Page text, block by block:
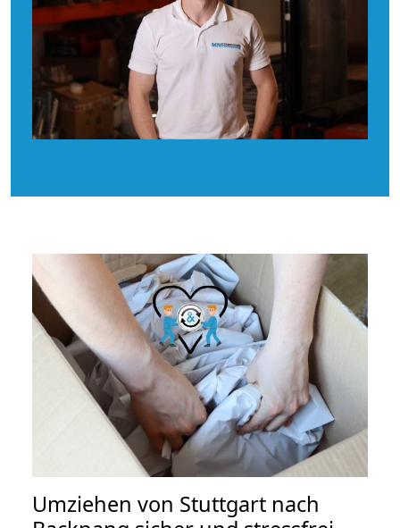
Umziehen von Stuttgart nach